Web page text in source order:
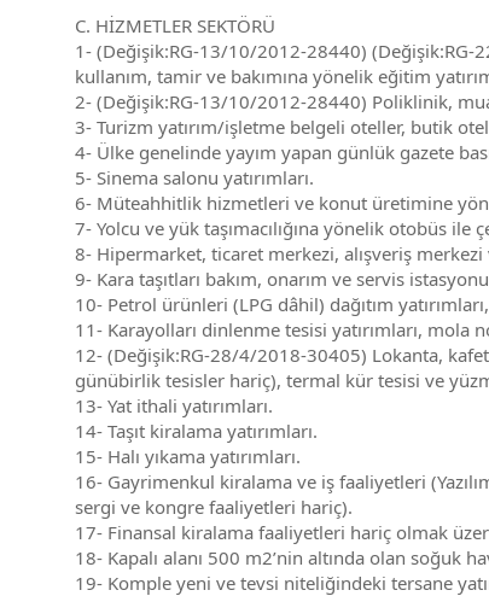
C. HİZMETLER SEKTÖRÜ
1- (Değişik:RG-13/10/2012-28440)
kullanım, tamir ve bakımına yönelik eğitim
2- (Değişik:RG-13/10/2012-28440) Poliklinik,
3- Turizm yatırım/işletme belgeli oteller, butik
4- Ülke genelinde yayım yapan günlük gazete
5- Sinema salonu yatırımları.
6- Müteahhitlik hizmetleri ve konut üretimine
7- Yolcu ve yük taşımacılığına yönelik otobüs ile
8- Hipermarket, ticaret merkezi, alışveriş
9- Kara taşıtları bakım, onarım ve servis istasyonu
10- Petrol ürünleri (LPG dâhil) dağıtım
11- Karayolları dinlenme tesisi yatırımları, mola
12- (Değişik:RG-28/4/2018-30405) Lokanta,
günübirlik tesisler hariç), termal kür tesisi ve
13- Yat ithali yatırımları.
14- Taşıt kiralama yatırımları.
15- Halı yıkama yatırımları.
16- Gayrimenkul kiralama ve iş faaliyetleri
sergi ve kongre faaliyetleri hariç).
17- Finansal kiralama faaliyetleri hariç olmak
18- Kapalı alanı 500 m2’nin altında olan soğuk
19- Komple yeni ve tevsi niteliğindeki tersane